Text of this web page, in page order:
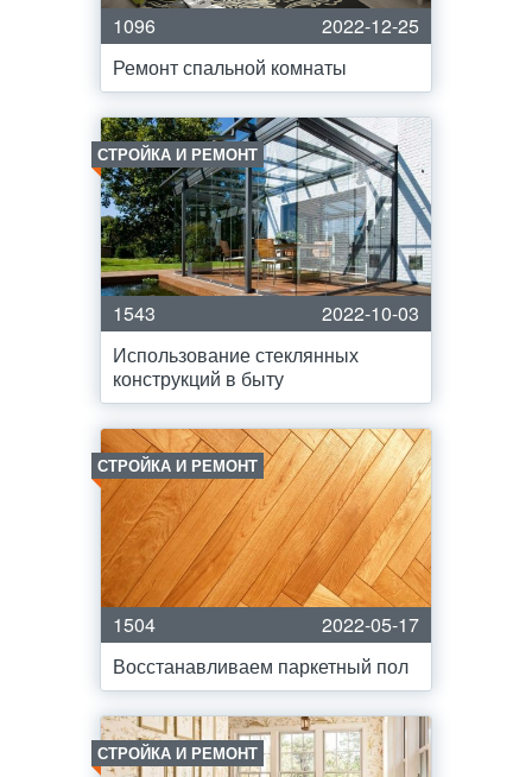
1096
2022-12-25
Ремонт спальной комнаты
СТРОЙКА И РЕМОНТ
1543
2022-10-03
Использование стеклянных
конструкций в быту
СТРОЙКА И РЕМОНТ
1504
2022-05-17
Восстанавливаем паркетный пол
СТРОЙКА И РЕМОНТ